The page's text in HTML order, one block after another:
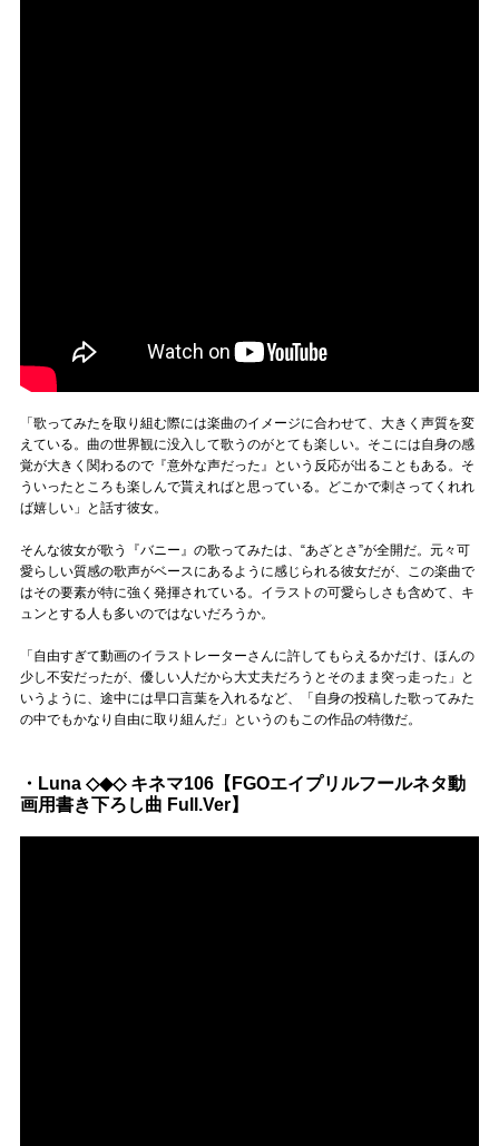
「歌ってみたを取り組む際には楽曲のイメージに合わせて、大きく声質を変
えている。曲の世界観に没入して歌うのがとても楽しい。そこには自身の感
覚が大きく関わるので『意外な声だった』という反応が出ることもある。そ
ういったところも楽しんで貰えればと思っている。どこかで刺さってくれれ
ば嬉しい」と話す彼女。
そんな彼女が歌う『バニー』の歌ってみたは、“あざとさ”が全開だ。元々可
愛らしい質感の歌声がベースにあるように感じられる彼女だが、この楽曲で
はその要素が特に強く発揮されている。イラストの可愛らしさも含めて、キ
ュンとする人も多いのではないだろうか。
「自由すぎて動画のイラストレーターさんに許してもらえるかだけ、ほんの
少し不安だったが、優しい人だから大丈夫だろうとそのまま突っ走った」と
いうように、途中には早口言葉を入れるなど、「自身の投稿した歌ってみた
の中でもかなり自由に取り組んだ」というのもこの作品の特徴だ。
・Luna ◇◆◇ キネマ106【FGOエイプリルフールネタ動
画用書き下ろし曲 Full.Ver】